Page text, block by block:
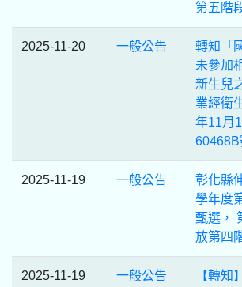
第五階
2025-11-20 一般公告
轉知「
未參加
新生兒
業經衛
年11月
60468B
2025-11-19 一般公告
彰化縣
學年度
甄選，
放第四
2025-11-19 一般公告
【轉知